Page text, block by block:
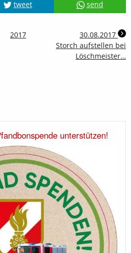
tweet send
2017
30.08.2017
Storch aufstellen bei
Löschmeister…
unterstützen!